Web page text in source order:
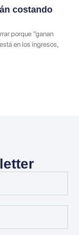
costando
porque “ganan
en los ingresos,